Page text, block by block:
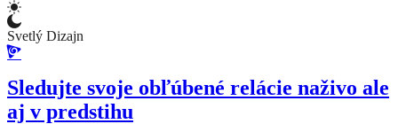
Svetlý Dizajn
Sledujte svoje obľúbené relácie naživo ale
aj v predstihu